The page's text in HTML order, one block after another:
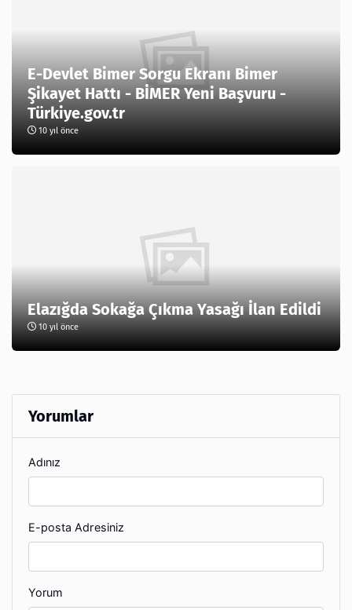
E-Devlet Bimer Sorgu Ekranı Bimer
Şikayet Hattı - BİMER Yeni Başvuru -
Türkiye.gov.tr
10 yıl önce
Elazığda Sokağa Çıkma Yasağı İlan Edildi
10 yıl önce
Yorumlar
Adınız
E-posta Adresiniz
Yorum